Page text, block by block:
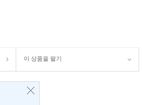
이 상품을 팔기